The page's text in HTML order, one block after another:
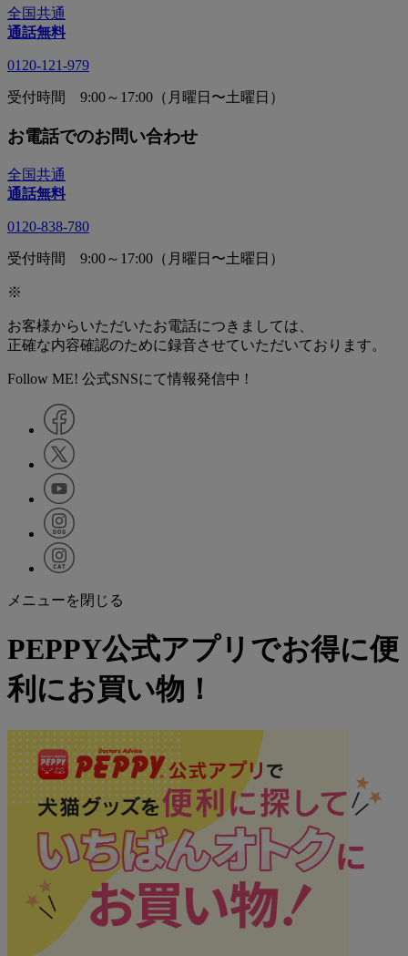
全国共通
通話無料
0120-121-979
受付時間 9:00～17:00（月曜日〜土曜日）
お電話でのお問い合わせ
全国共通
通話無料
0120-838-780
受付時間 9:00～17:00（月曜日〜土曜日）
※
お客様からいただいたお電話につきましては、
正確な内容確認のために録音させていただいております。
Follow ME! 公式SNSにて情報発信中 !
メニューを閉じる
PEPPY公式アプリでお得に便
利にお買い物！